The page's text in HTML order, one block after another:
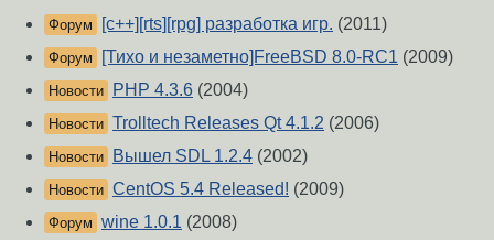
Форум [c++][rts][rpg] разработка игр. (2011)
Форум [Тихо и незаметно]FreeBSD 8.0-RC1 (2009)
Новости PHP 4.3.6 (2004)
Новости Trolltech Releases Qt 4.1.2 (2006)
Новости Вышел SDL 1.2.4 (2002)
Новости CentOS 5.4 Released! (2009)
Форум wine 1.0.1 (2008)